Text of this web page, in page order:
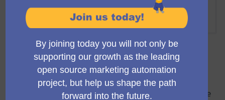
Online
15:00 NACHMITTAGS -15:50 NACHMITTAGS UTC
Offizielle Besprechung
🔍🌐 During the Mauticon Working Group meetings, we